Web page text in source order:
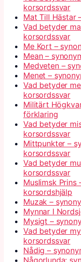
korsordssvar
Mat Till Hästar
Vad betyder
korsordssvar
Me Kort –
Mean –
Medveten –
Menet –
Vad betyder
korsordssvar
Militärt
förklaring
Vad betyder
korsordssvar
Mittpunkter –
korsordssvar
Vad betyder
korsordssvar
Muslimsk Prins
korsordshjälp
Muzak –
Mynnar I
Mysigt –
Vad betyder
korsordssvar
Nådig –